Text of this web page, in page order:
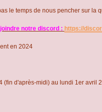
le temps de nous pencher sur la
notre discord : https://
en 2024
(fin d'après-midi) au lundi 1er avril